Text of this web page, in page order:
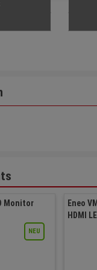
Monitor
NEU
Eneo
HDMI